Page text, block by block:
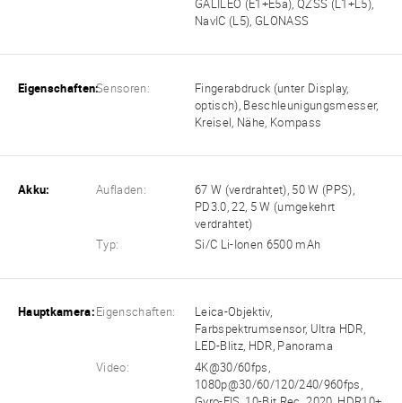
GALILEO (E1+E5a), QZSS (L1+L5),
NavIC (L5), GLONASS
Eigenschaften:Sensoren:
Fingerabdruck (unter Display,
optisch), Beschleunigungsmesser,
Kreisel, Nähe, Kompass
Akku: Aufladen:
67 W (verdrahtet), 50 W (PPS),
PD3.0, 22, 5 W (umgekehrt
verdrahtet)
Typ:
Si/C Li-Ionen 6500 mAh
Hauptkamera: Eigenschaften:
Leica-Objektiv,
Farbspektrumsensor, Ultra HDR,
LED-Blitz, HDR, Panorama
Video:
4K@30/60fps,
1080p@30/60/120/240/960fps,